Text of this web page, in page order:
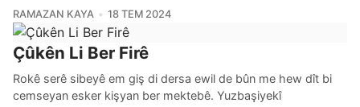
RAMAZAN KAYA 18 TEM 2024
Çûkên Li Ber Firê
Rokê serê sibeyê em giş di dersa ewil de bûn me hew dît bi
cemseyan esker kişyan ber mektebê. Yuzbaşiyekî